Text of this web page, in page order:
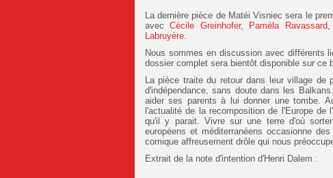
La dernière pièce de Matéi Visniec sera le
avec
Cécile Greinhofer, Paméla Ravassard,
Labruyère
Nous sommes en discussion avec différents
dossier complet sera bientôt disponible sur ce
La pièce traite du retour dans leur village
d'indépendance, sans doute dans les
aider ses parents à lui donner une tombe.
l'actualité de la recomposition de l'Europe
qu'il y parait. Vivre sur une terre d'où
européens et méditerranéens occasionne
comique affreusement drôle qui nous
Extrait de la note d'intention d'Henri Dalem :